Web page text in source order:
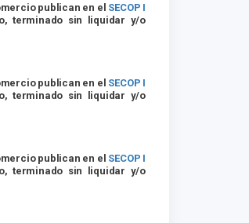
publican en el SECOP I
terminado sin liquidar y/o
publican en el SECOP I
terminado sin liquidar y/o
publican en el SECOP I
terminado sin liquidar y/o